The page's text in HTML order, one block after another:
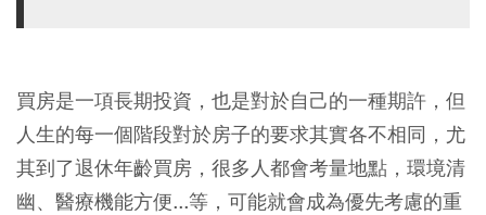
買房是一項長期投資，也是對於自己的一種期許，但
人生的每一個階段對於房子的要求其實各不相同，尤
其到了退休年齡買房，很多人都會考量地點，環境清
幽、醫療機能方便...等，可能就會成為優先考慮的重